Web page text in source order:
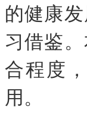
的健康
习借鉴
合程度
用。